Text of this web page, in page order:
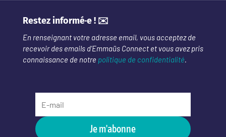
Restez informé·e ! ✉️
En renseignant votre adresse email, vous acceptez de
recevoir des emails d’Emmaüs Connect et vous avez pris
connaissance de notre politique de confidentialité
Je m'abonne